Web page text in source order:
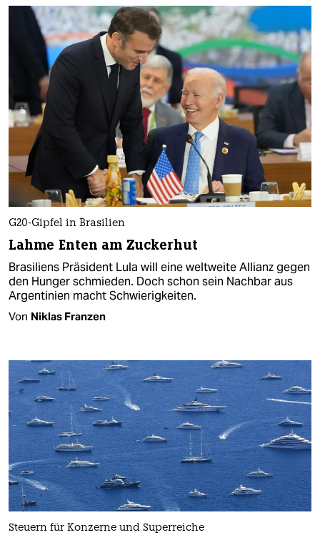
G20-Gipfel in Brasilien
Lahme Enten am Zuckerhut
Brasiliens Präsident Lula will eine weltweite Allianz gegen
den Hunger schmieden. Doch schon sein Nachbar aus
Argentinien macht Schwierigkeiten.
Von Niklas Franzen
Steuern für Konzerne und Superreiche